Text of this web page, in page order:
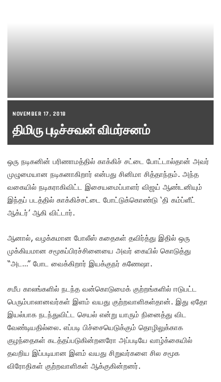
NOVEMBER 17, 2018
திமிரு புடிச்சவன் விமர்சனம்
ஒரு நடிகனின் பரிணாமத்தில் காக்கிச் சட்டை போட்டால்தான் அவர்
முழுமையான நடிகனாகிறார் என்பது சினிமா சித்தாந்தம். அந்த
வகையில் நடிகராகிவிட்ட இசையமைப்பாளர் விஜய் ஆண்டனியும்
இந்தப் படத்தில் காக்கிச்சட்டை போட்டுக்கொண்டு ‘தி கம்ப்ளீட்
ஆக்டர்’ ஆகி விட்டார்.
ஆனால், வழக்கமான போலீஸ் கதைகள் தவிர்த்து இதில் ஒரு
முக்கியமான சமூகப்பிரச்சினையை அவர் கையில் கொடுத்து
“அட…” போட வைக்கிறார் இயக்குநர் கணேஷா.
சமீப காலங்களில் நடந்த வன்கொடுமைக் குற்றங்களில் ஈடுபட்ட
பெரும்பாலானவர்கள் இளம் வயது குற்றவாளிகள்தான். இது ஏதோ
இயல்பாக நடந்துவிட்ட செயல் என்று யாரும் நினைத்து விட
வேண்டியதில்லை. எப்படி பிச்சையெடுக்கும் தொழிலுக்காக
குழந்தைகள் கடத்தப்படுகின்றனரோ அப்படியே வாழ்க்கையில்
தவறிய இப்படியான இளம் வயது சிறுவர்களை சில சமூக
விரோதிகள் குற்றவாளிகள் ஆக்குகின்றனர்.